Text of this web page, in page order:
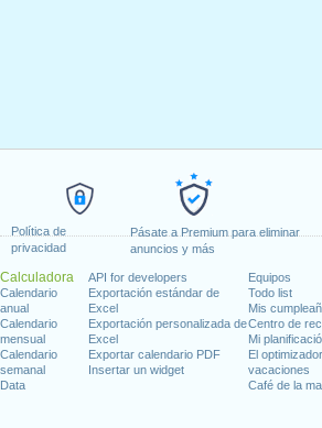
Política de
privacidad
Pásate a Premium para eliminar
anuncios y más
Calculadora
Calendario
anual
Calendario
mensual
Calendario
semanal
Data
API for developers
Exportación estándar de
Excel
Exportación personalizada de
Excel
Exportar calendario PDF
Insertar un widget
Equipos
Todo list
Mis
Centro de
Mi
El
vacaciones
Café de la